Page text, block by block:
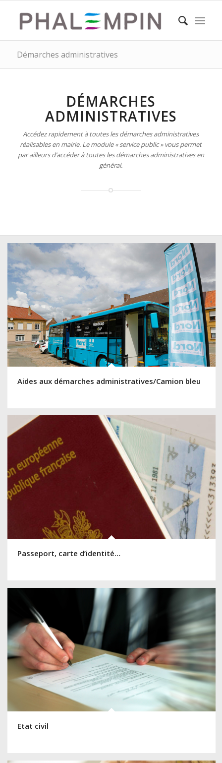
Démarches administratives
DÉMARCHES
ADMINISTRATIVES
Accédez rapidement à toutes les démarches administratives
réalisables en mairie. Le module « service public » vous permet
par ailleurs d’accéder à toutes les démarches administratives en
général.
Aides aux démarches administratives/Camion bleu
Passeport, carte d’identité…
Etat civil